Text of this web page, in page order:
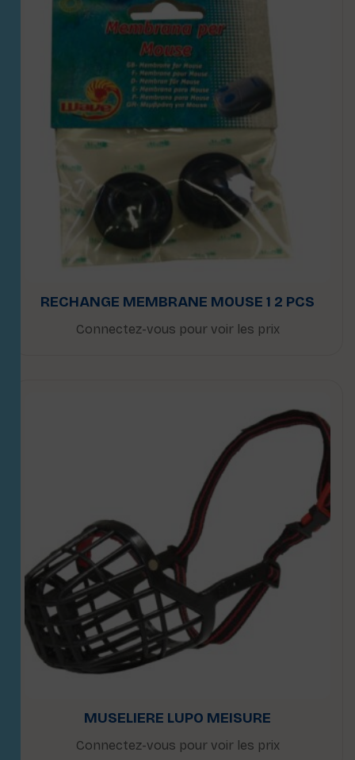
RECHANGE MEMBRANE MOUSE 1 2 PCS
Connectez-vous pour voir les prix
MUSELIERE LUPO MEISURE
Connectez-vous pour voir les prix